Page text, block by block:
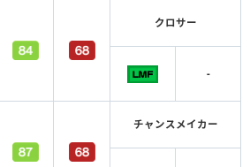
クロサー
-
チャンスメイカー